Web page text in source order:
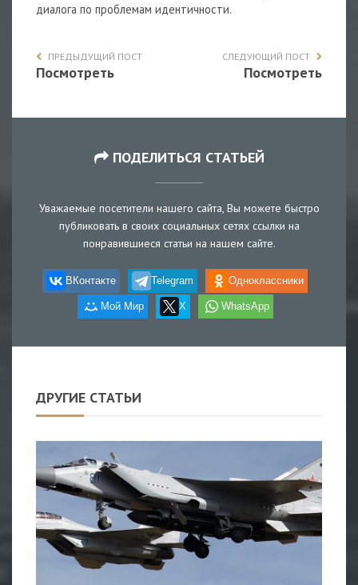
диалога по проблемам идентичности.
ПРЕДЫДУЩИЙ ПОСТ
Посмотреть
СЛЕДУЮЩИЙ ПОСТ
Посмотреть
ПОДЕЛИТЬСЯ СТАТЬЕЙ
Уважаемые посетители нашего сайта, Вы можете быстро
публиковать в своих социальных сетях ссылки на
понравившиеся статьи на нашем сайте.
ВКонтакте Telegram Одноклассники
Мой Мир X WhatsApp
ДРУГИЕ СТАТЬИ